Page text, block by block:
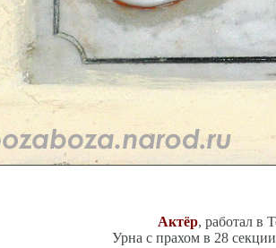
Актёр, работал в
Урна с прахом в 28